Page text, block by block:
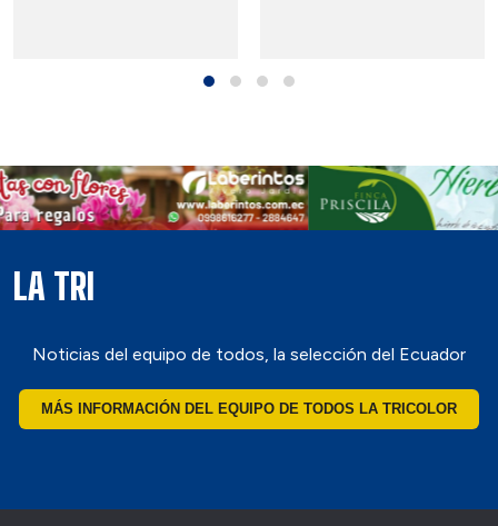
LA TRI
Noticias del equipo de todos, la selección del Ecuador
MÁS INFORMACIÓN DEL EQUIPO DE TODOS LA TRICOLOR